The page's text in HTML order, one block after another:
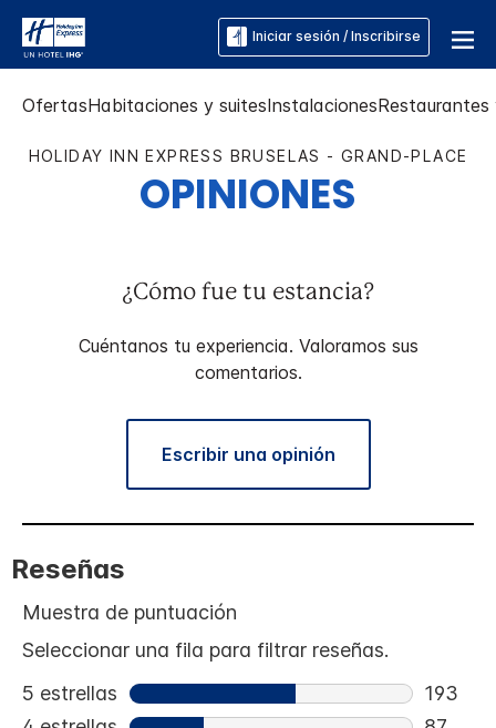
Iniciar sesión / Inscribirse
OfertasHabitaciones y suitesInstalacionesRestaurantes
HOLIDAY INN EXPRESS BRUSELAS - GRAND-PLACE
OPINIONES
¿Cómo fue tu estancia?
Cuéntanos tu experiencia. Valoramos sus
comentarios.
Escribir una opinión